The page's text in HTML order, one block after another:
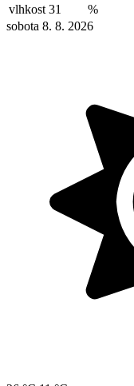
vlhkost 31
%
sobota 8. 8. 2026